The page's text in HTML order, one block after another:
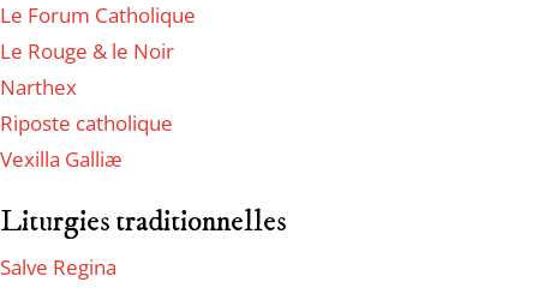
Le Forum Catholique
Le Rouge & le Noir
Narthex
Riposte catholique
Vexilla Galliæ
Liturgies traditionnelles
Salve Regina